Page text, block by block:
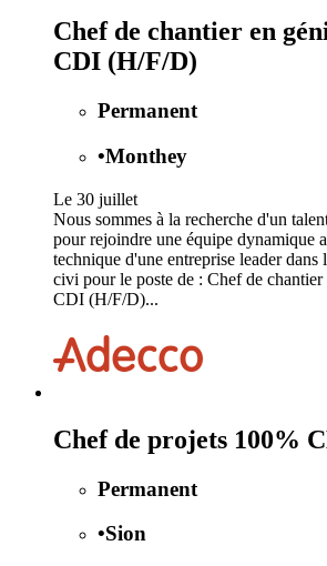
Chef de chantier en
CDI (H/F/D)
Permanent
•Monthey
Le 30 juillet
Nous sommes à la recherche d'un
pour rejoindre une équipe dynamique
technique d'une entreprise leader dans
civi pour le poste de : Chef de
CDI (H/F/D)...
Chef de projets 100%
Permanent
•Sion